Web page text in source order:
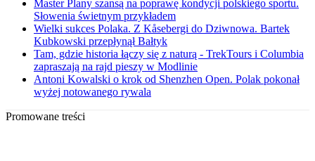
Master Plany szansą na poprawę kondycji polskiego sportu.
Słowenia świetnym przykładem
Wielki sukces Polaka. Z Kåsebergi do Dziwnowa. Bartek
Kubkowski przepłynął Bałtyk
Tam, gdzie historia łączy się z naturą - TrekTours i Columbia
zapraszają na rajd pieszy w Modlinie
Antoni Kowalski o krok od Shenzhen Open. Polak pokonał
wyżej notowanego rywala
Promowane treści